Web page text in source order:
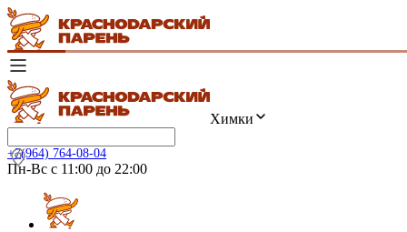
Химки
+7(964) 764-08-04
Пн-Вс с 11:00 до 22:00